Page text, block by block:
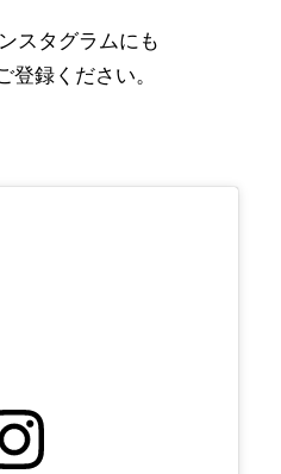
スタグラムにも
登録ください。